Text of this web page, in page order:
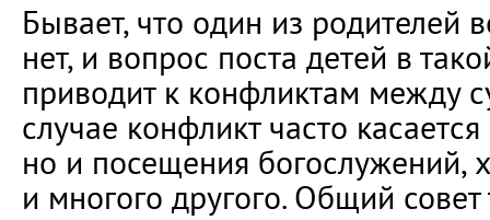
Бывает, что один из родителей
нет, и вопрос поста детей в
приводит к конфликтам между
случае конфликт часто
но и посещения богослужений,
и многого другого. Общий совет